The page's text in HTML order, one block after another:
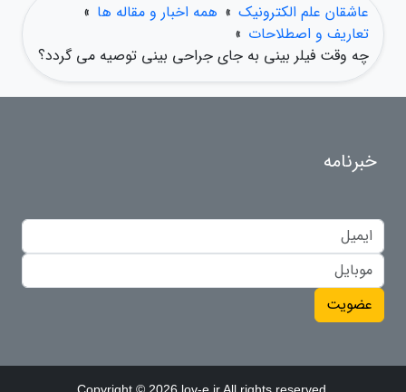
عاشقان علم الکترونیک » همه اخبار و مقاله ها »
تعاریف و اصطلاحات »
چه وقت فیلر بینی به جای جراحی بینی توصیه می گردد؟
خبرنامه
عضویت